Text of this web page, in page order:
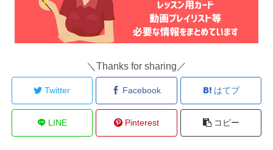
＼Thanks for sharing／
Twitter Facebook はてブ
LINE Pinterest コピー